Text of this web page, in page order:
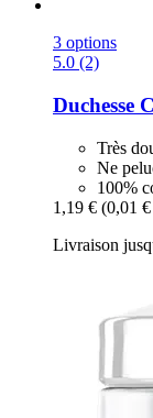
3 options
5.0 (2)
Duchesse
Très
Ne
100%
1,19 € (0,01
Livraison